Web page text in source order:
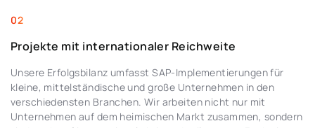
Projekte mit internationaler Reichweite
Unsere Erfolgsbilanz umfasst SAP-Implementierungen für
kleine, mittelständische und große Unternehmen in den
verschiedensten Branchen. Wir arbeiten nicht nur mit
Unternehmen auf dem heimischen Markt zusammen, sondern